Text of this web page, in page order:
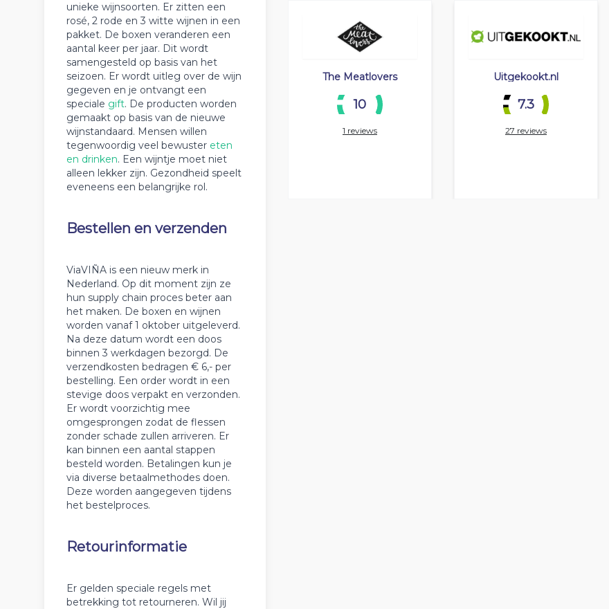
unieke wijnsoorten. Er zitten een
rosé, 2 rode en 3 witte wijnen in een
pakket. De boxen veranderen een
aantal keer per jaar. Dit wordt
samengesteld op basis van het
seizoen. Er wordt uitleg over de wijn
gegeven en je ontvangt een
speciale gift. De producten worden
gemaakt op basis van de nieuwe
wijnstandaard. Mensen willen
tegenwoordig veel bewuster eten
en drinken. Een wijntje moet niet
alleen lekker zijn. Gezondheid speelt
eveneens een belangrijke rol.
Bestellen en verzenden
ViaVIÑA is een nieuw merk in
Nederland. Op dit moment zijn ze
hun supply chain proces beter aan
het maken. De boxen en wijnen
worden vanaf 1 oktober uitgeleverd.
Na deze datum wordt een doos
binnen 3 werkdagen bezorgd. De
verzendkosten bedragen € 6,- per
bestelling. Een order wordt in een
stevige doos verpakt en verzonden.
Er wordt voorzichtig mee
omgesprongen zodat de flessen
zonder schade zullen arriveren. Er
kan binnen een aantal stappen
besteld worden. Betalingen kun je
via diverse betaalmethodes doen.
Deze worden aangegeven tijdens
het bestelproces.
Retourinformatie
Er gelden speciale regels met
betrekking tot retourneren. Wil jij
The Meatlovers
10
1 reviews
Uitgekookt.nl
7.3
27 reviews